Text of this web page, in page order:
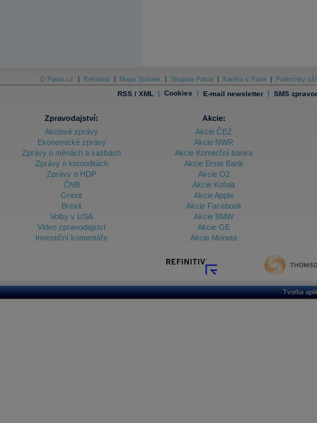
O Patria.cz Reklama Mapa Stránek Skupina Patria Kariéra v Patrii Podmínky
RSS / XML | Cookies | E-mail newsletter | SMS
Zpravodajství:
Akciové zprávy
Ekonomické zprávy
Zprávy o měnách a sazbách
Zprávy o komoditách
Zprávy o HDP
ČNB
Grexit
Brexit
Volby v USA
Video zpravodajství
Investiční komentáře
Akcie:
Akcie ČEZ
Akcie NWR
Akcie Komerční banka
Akcie Erste Bank
Akcie O2
Akcie Kofola
Akcie Apple
Akcie Facebook
Akcie BMW
Akcie GE
Akcie Moneta
Tvorba